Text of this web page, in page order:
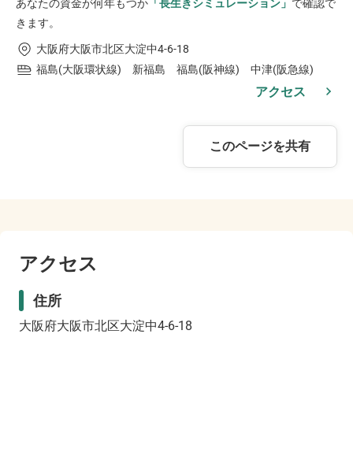
あなたの資金が何年もつか 「長生きシミュレーション」 で確認で
きます。
大阪府大阪市北区大淀中4-6-18
福島(大阪環状線) 新福島 福島(阪神線) 中津(阪急線)
アクセス
このページを共有
アクセス
住所
大阪府大阪市北区大淀中4-6-18